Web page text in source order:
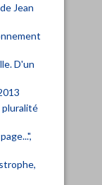
Jean
D'un
pluralité